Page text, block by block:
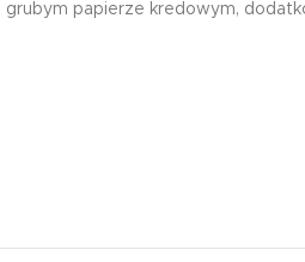
grubym papierze kredowym,